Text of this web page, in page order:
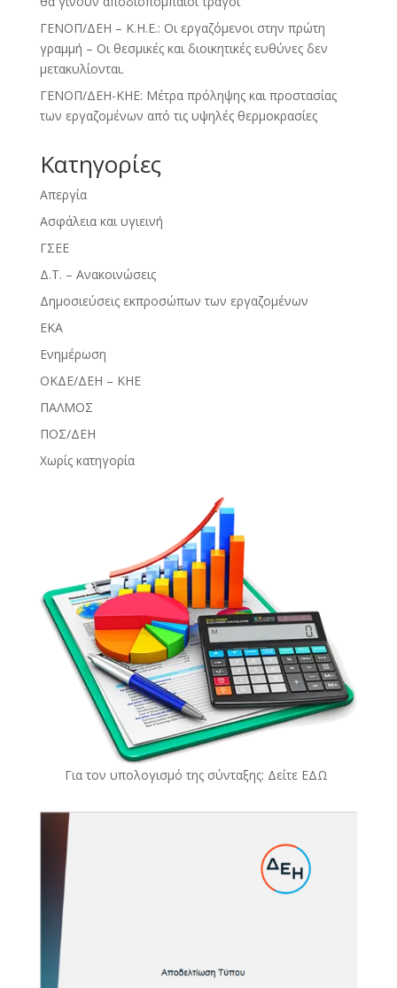
ΓΕΝΟΠ/ΔΕΗ – Κ.Η.Ε.: Οι εργαζόμενοι στην πρώτη
γραμμή – Οι θεσμικές και διοικητικές ευθύνες δεν
μετακυλίονται.
ΓΕΝΟΠ/ΔΕΗ-ΚΗΕ: Μέτρα πρόληψης και προστασίας
των εργαζομένων από τις υψηλές θερμοκρασίες
Kατηγορίες
Απεργία
Ασφάλεια και υγιεινή
ΓΣΕΕ
Δ.Τ. – Ανακοινώσεις
Δημοσιεύσεις εκπροσώπων των εργαζομένων
ΕΚΑ
Ενημέρωση
ΟΚΔΕ/ΔΕΗ – ΚΗΕ
ΠΑΛΜΟΣ
ΠΟΣ/ΔΕΗ
Χωρίς κατηγορία
Για τον υπολογισμό της σύνταξης: Δείτε ΕΔΩ